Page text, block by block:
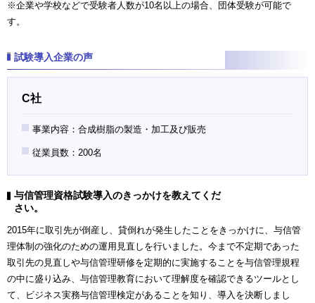
※企業や学校などで受験者人数が10名以上の場合、団体受験が可能で
す。
試験導入企業の声
C社
事業内容：合成樹脂の製造・加工及び販売
従業員数：200名
与信管理資格試験導入のきっかけを教えてくだ
さい。
2015年に取引先が倒産し、貸倒れが発生したことをきっかけに、与信管
理体制の強化のための運用見直しを行いました。今まで不定期であった
取引先の見直しや与信管理研修を定期的に実施することを与信管理規程
の中に盛り込み、与信管理教育において理解度を確認できるツールとし
て、ビジネス実務与信管理検定があることを知り、導入を決断しまし